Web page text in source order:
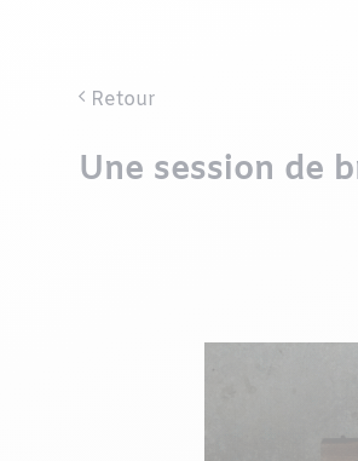
Retour
Une session de